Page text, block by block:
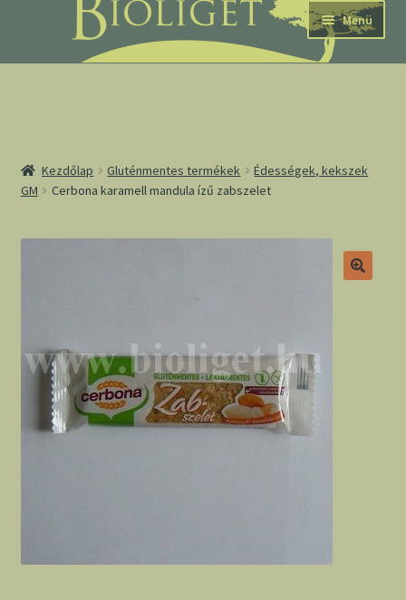
navigációhoz
tartalomba
Menü
Kezdőlap Gluténmentes termékek
Édességek, kekszek
GM
Cerbona karamell mandula ízű zabszelet